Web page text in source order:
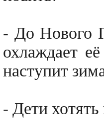
- До Нового
охлаждает
наступит
- Дети